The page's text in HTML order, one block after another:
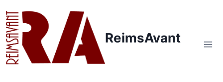
au
contenu
ReimsAvant